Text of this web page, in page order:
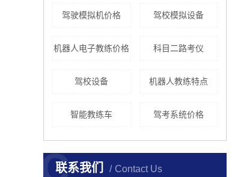
驾驶模拟机价格 驾校模拟设备
机器人电子教练价格 科目二路考仪
驾校设备 机器人教练特点
智能教练车 驾考系统价格
联系我们 Contact Us
C